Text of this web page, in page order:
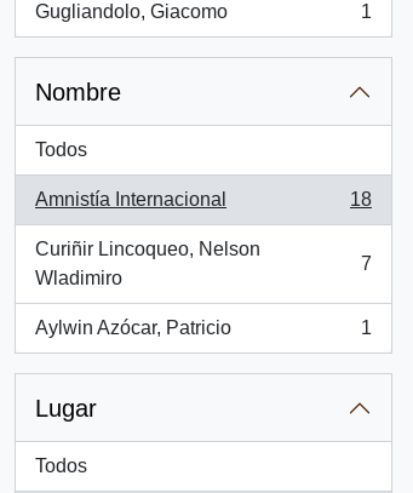
Gugliandolo, Giacomo
, 1 resultados
1
Nombre
Todos
Amnistía Internacional
, 18 resultados
18
Curiñir Lincoqueo, Nelson
Wladimiro
, 7 resultados
7
Aylwin Azócar, Patricio
, 1 resultados
1
Lugar
Todos